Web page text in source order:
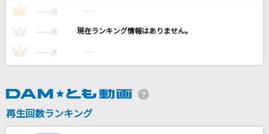
[生音]僕のこと
よくできました
Saucy Dog
HUGs
Paledusk
1 ---- 点 ----
---- 点 ----
3 ---- 点 ----
再生回数ランキング